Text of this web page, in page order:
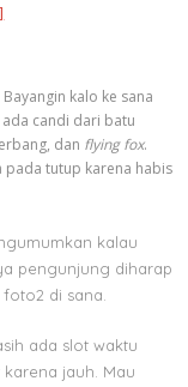
kalo ke sana
candi dari batu
dan flying fox.
pada tutup karena habis
kalau
pengunjung diharap
di sana.
ada slot waktu
jauh. Mau